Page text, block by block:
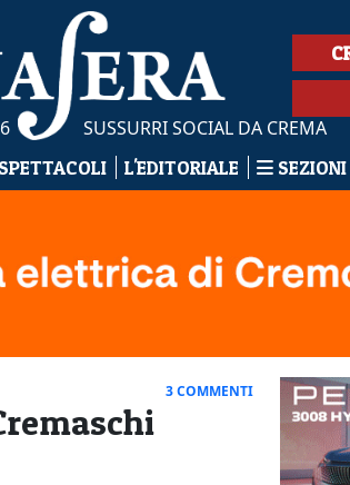
SUSSURRI SOCIAL DA CREMA
SPETTACOLI L'EDITORIALE SEZIONI
3 COMMENTI